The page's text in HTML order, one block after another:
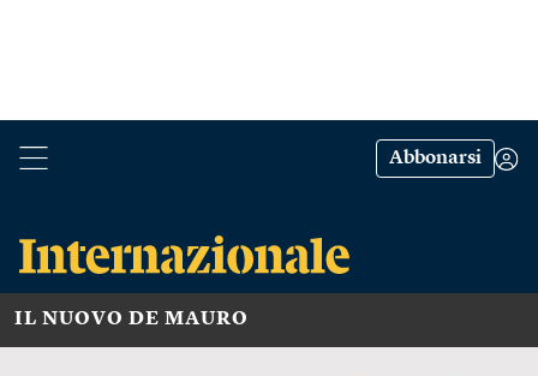
Abbonarsi
IL NUOVO DE MAURO